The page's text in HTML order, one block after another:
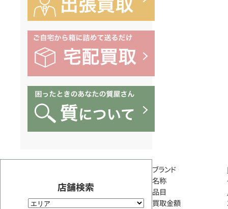
店舗検索
ブランド
名称
品目
買取金額